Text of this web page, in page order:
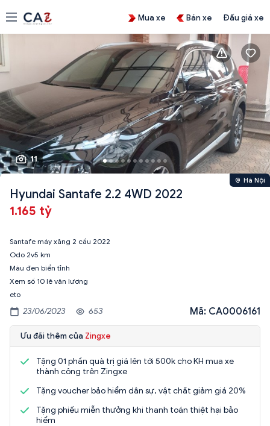
Mua xe Bán xe Đấu giá xe
11
Hà Nội
Hyundai Santafe 2.2 4WD 2022
1.165 tỷ
Santafe máy xăng 2 cầu 2022
Odo 2v5 km
Màu đen biển tỉnh
Xem số 10 lê văn lương
eto
23/06/2023 653 Mã: CA0006161
Ưu đãi thêm của Zingxe
Tặng 01 phần quà trị giá lên tới 500k cho KH mua xe
thành công trên Zingxe
Tặng voucher bảo hiểm dân sự, vật chất giảm giá 20%
Tặng phiếu miễn thưởng khi thanh toán thiệt hại bảo
hiểm